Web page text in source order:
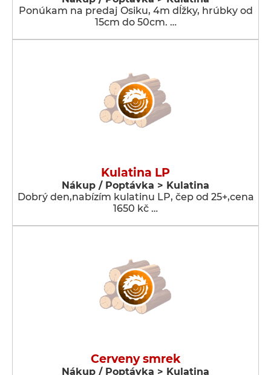
Ponúkam na predaj Osiku, 4m dĺžky, hrúbky od
15cm do 50cm. …
Kulatina LP
Nákup / Poptávka > Kulatina
Dobrý den,nabízím kulatinu LP, čep od 25+,cena
1650 kč …
Cerveny smrek
Nákup / Poptávka > Kulatina